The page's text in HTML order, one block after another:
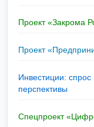
Проект «Закрома
Проект
Инвестиции:
перспективы
Спецпроект